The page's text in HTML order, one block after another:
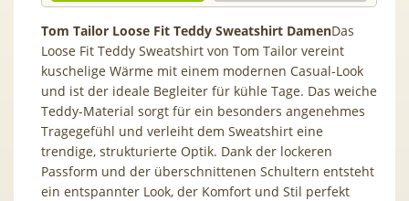
Tom Tailor Loose Fit Teddy Sweatshirt DamenDas
Loose Fit Teddy Sweatshirt von Tom Tailor vereint
kuschelige Wärme mit einem modernen Casual-Look
und ist der ideale Begleiter für kühle Tage. Das weiche
Teddy-Material sorgt für ein besonders angenehmes
Tragegefühl und verleiht dem Sweatshirt eine
trendige, strukturierte Optik. Dank der lockeren
Passform und der überschnittenen Schultern entsteht
ein entspannter Look, der Komfort und Stil perfekt